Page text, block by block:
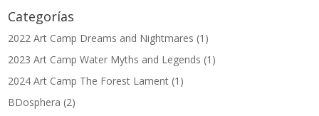
Categorías
2022 Art Camp Dreams and Nightmares (1)
2023 Art Camp Water Myths and Legends (1)
2024 Art Camp The Forest Lament (1)
BDosphera (2)